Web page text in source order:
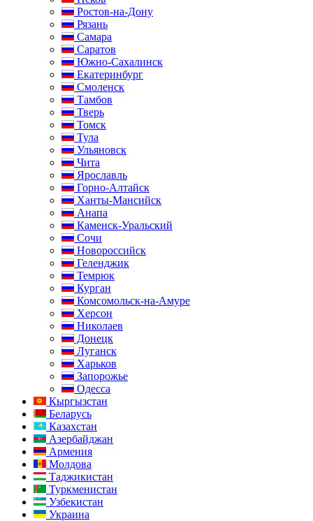
Ростов-на-Дону
Рязань
Самара
Саратов
Южно-Сахалинск
Екатеринбург
Смоленск
Тамбов
Тверь
Томск
Тула
Ульяновск
Чита
Ярославль
Горно-Алтайск
Ханты-Мансийск
Анапа
Каменск-Уральский
Сочи
Новороссийск
Геленджик
Темрюк
Курган
Комсомольск-на-Амуре
Херсон
Николаев
Донецк
Луганск
Харьков
Запорожье
Одесса
Кыргызстан
Беларусь
Казахстан
Азербайджан
Армения
Молдова
Таджикистан
Туркменистан
Узбекистан
Украина